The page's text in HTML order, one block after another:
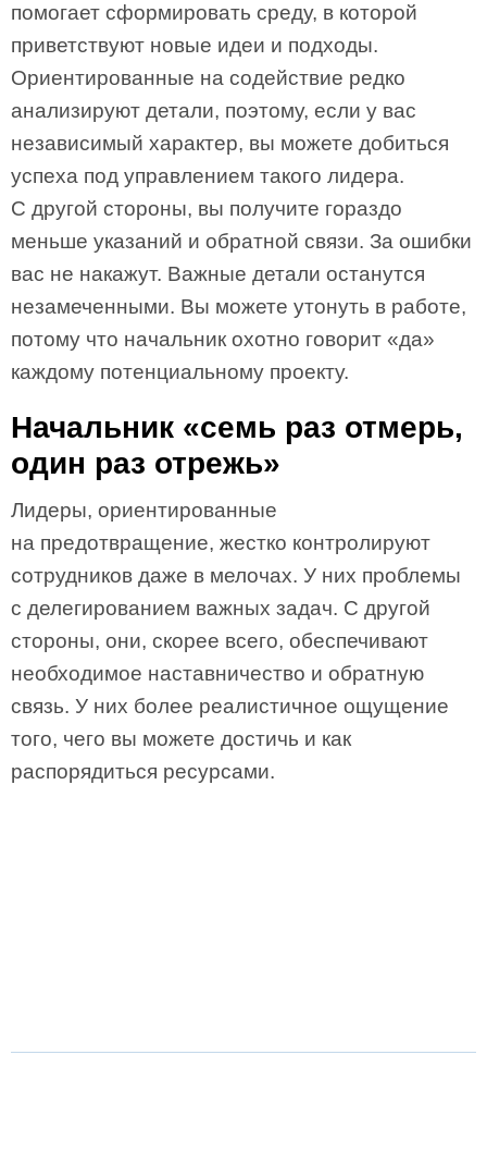
помогает сформировать среду, в которой
приветствуют новые идеи и подходы.
Ориентированные на содействие редко
анализируют детали, поэтому, если у вас
независимый характер, вы можете добиться
успеха под управлением такого лидера.
С другой стороны, вы получите гораздо
меньше указаний и обратной связи. За ошибки
вас не накажут. Важные детали останутся
незамеченными. Вы можете утонуть в работе,
потому что начальник охотно говорит «да»
каждому потенциальному проекту.
Начальник «семь раз отмерь,
один раз отрежь»
Лидеры, ориентированные
на предотвращение, жестко контролируют
сотрудников даже в мелочах. У них проблемы
с делегированием важных задач. С другой
стороны, они, скорее всего, обеспечивают
необходимое наставничество и обратную
связь. У них более реалистичное ощущение
того, чего вы можете достичь и как
распорядиться ресурсами.